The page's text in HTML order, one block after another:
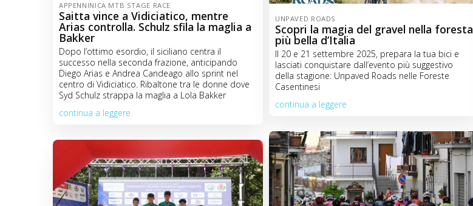
APPENNINICA MTB STAGE RACE
Saitta vince a Vidiciatico, mentre
Arias controlla. Schulz sfila la maglia a
Bakker
Dopo l’ottimo esordio, il siciliano centra il
successo nella seconda frazione, anticipando
Diego Arias e Andrea Candeago allo sprint nel
centro di Vidiciatico. Ribaltone tra le donne dove
Syd Schulz strappa la maglia a Lola Bakker
continua a leggere
UNPAVED ROADS
Scopri la magia del gravel nella foresta
più bella d’Italia
Il 20 e 21 settembre 2025, prepara la tua bici e
lasciati conquistare dall’evento più suggestivo
della stagione: Unpaved Roads nelle Foreste
Casentinesi
continua a leggere